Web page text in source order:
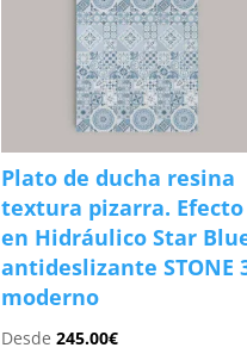
Plato de ducha resina
textura pizarra. Efecto
en Hidráulico Star
antideslizante STONE
moderno
Desde245.00€